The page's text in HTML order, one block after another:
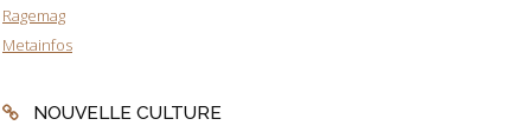
Ragemag
Metainfos
NOUVELLE CULTURE